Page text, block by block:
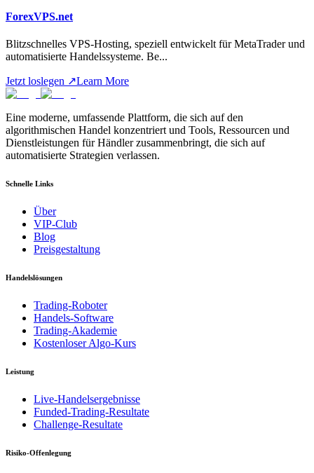
ForexVPS.net
Blitzschnelles VPS-Hosting, speziell entwickelt für MetaTrader und
automatisierte Handelssysteme. Be...
Jetzt loslegen ↗Learn More
Eine moderne, umfassende Plattform, die sich auf den
algorithmischen Handel konzentriert und Tools, Ressourcen und
Dienstleistungen für Händler zusammenbringt, die sich auf
automatisierte Strategien verlassen.
Schnelle Links
Über
VIP-Club
Blog
Preisgestaltung
Handelslösungen
Trading-Roboter
Handels-Software
Trading-Akademie
Kostenloser Algo-Kurs
Leistung
Live-Handelsergebnisse
Funded-Trading-Resultate
Challenge-Resultate
Risiko-Offenlegung